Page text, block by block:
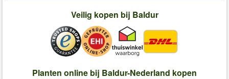
Veilig kopen bij Baldur
Planten online bij Baldur-Nederland kopen